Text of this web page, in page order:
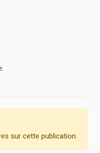
sur cette publication.